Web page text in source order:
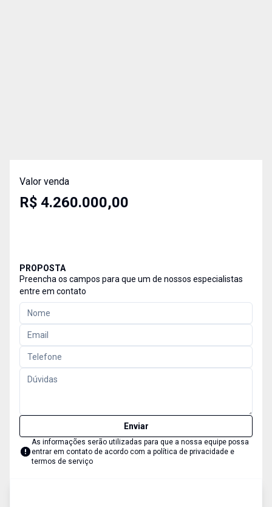
Valor venda
R$ 4.260.000,00
PROPOSTA
Preencha os campos para que um de nossos especialistas
entre em contato
Enviar
As informações serão utilizadas para que a nossa equipe possa
entrar em contato de acordo com a política de privacidade e
termos de serviço